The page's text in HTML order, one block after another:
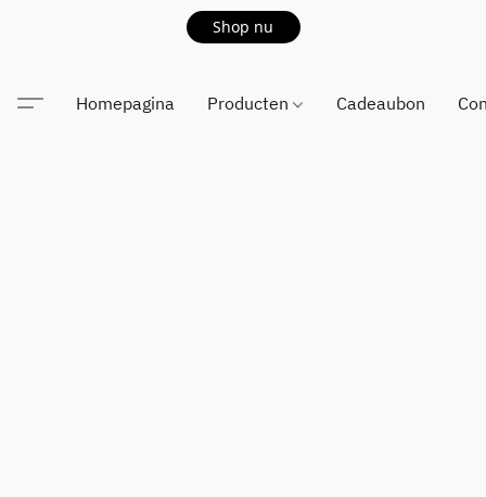
Shop nu
Homepagina Producten Cadeaubon